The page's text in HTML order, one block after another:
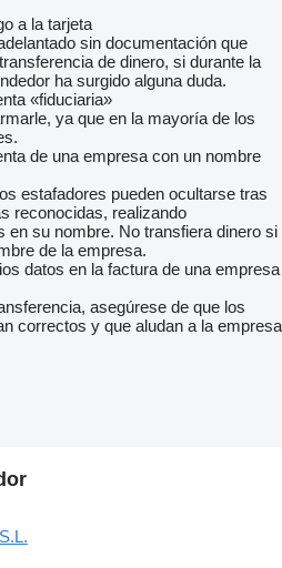
a la tarjeta
sin documentación que
de dinero, si durante la
ha surgido alguna duda.
«fiduciaria»
ya que en la mayoría de los
de una empresa con un nombre
estafadores pueden ocultarse tras
reconocidas, realizando
en su nombre. No transfiera dinero si
de la empresa.
datos en la factura de una empresa
asegúrese de que los
correctos y que aludan a la empresa